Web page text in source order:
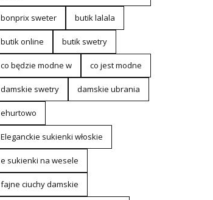
bonprix sweter butik lalala
butik online butik swetry
co będzie modne w co jest modne
damskie swetry damskie ubrania
ehurtowo
Eleganckie sukienki włoskie
e sukienki na wesele
fajne ciuchy damskie